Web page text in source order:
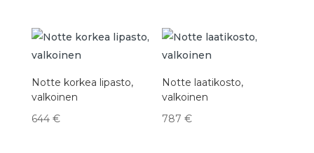
Notte korkea lipasto,
valkoinen
644 €
Notte laatikosto,
valkoinen
787€